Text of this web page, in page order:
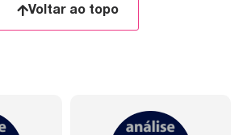
Voltar ao topo